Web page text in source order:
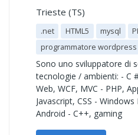
Trieste (TS)
.net HTML5 mysql
programmatore wordpress
Sono uno sviluppatore di
tecnologie / ambienti: - C
Web, WCF, MVC - PHP,
Javascript, CSS -
Android - C++, gaming